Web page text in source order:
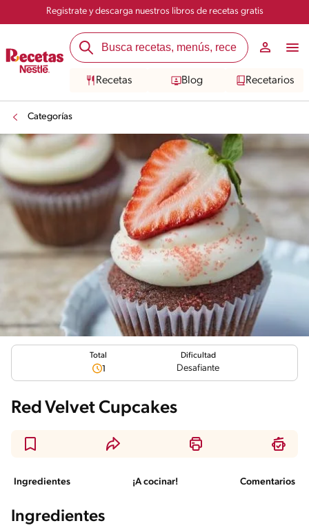
Registrate y descarga nuestros libros de recetas gratis
Recetas Blog Recetarios
Categorías
Total
1
Dificultad
Desafiante
Red Velvet Cupcakes
Ingredientes ¡A cocinar! Comentarios
Ingredientes